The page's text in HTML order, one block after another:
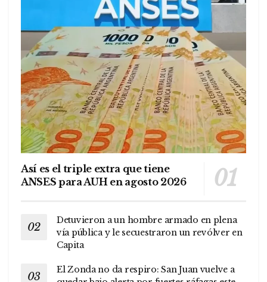
Así es el triple extra que tiene
ANSES para AUH en agosto 2026
Detuvieron a un hombre armado en plena
vía pública y le secuestraron un revólver en
Capita
El Zonda no da respiro: San Juan vuelve a